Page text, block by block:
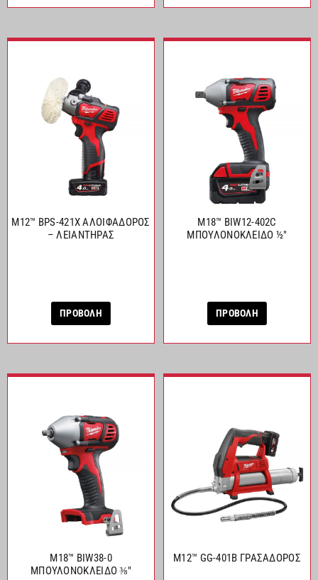
M12™ BPS-421X ΑΛΟΙΦΑΔΟΡΟΣ
– ΛΕΙΑΝΤΗΡΑΣ
ΠΡΟΒΟΛΗ
M18™ BIW12-402C
ΜΠΟΥΛΟΝΟΚΛΕΙΔΟ ½″
ΠΡΟΒΟΛΗ
M18™ BIW38-0
ΜΠΟΥΛΟΝΟΚΛΕΙΔΟ ⅜″
M12™ GG-401B ΓΡΑΣΑΔΟΡΟΣ